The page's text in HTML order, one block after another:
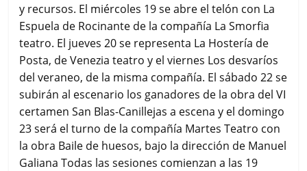
y recursos. El miércoles 19 se abre el telón con La
Espuela de Rocinante de la compañía La Smorfia
teatro. El jueves 20 se representa La Hostería de
Posta, de Venezia teatro y el viernes Los desvaríos
del veraneo, de la misma compañía. El sábado 22 se
subirán al escenario los ganadores de la obra del VI
certamen San Blas-Canillejas a escena y el domingo
23 será el turno de la compañía Martes Teatro con
la obra Baile de huesos, bajo la dirección de Manuel
Galiana Todas las sesiones comienzan a las 19